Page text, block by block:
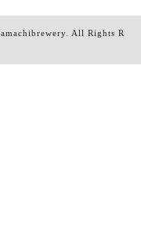
. All Rights R